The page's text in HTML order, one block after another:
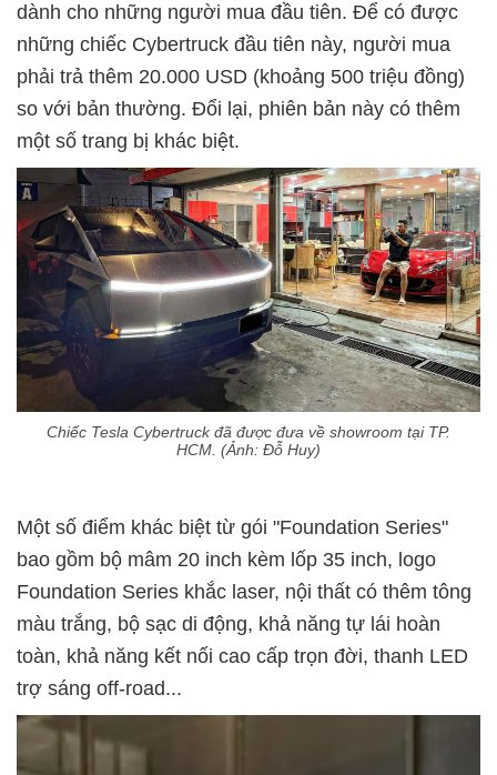
dành cho những người mua đầu tiên. Để có được
những chiếc Cybertruck đầu tiên này, người mua
phải trả thêm 20.000 USD (khoảng 500 triệu đồng)
so với bản thường. Đổi lại, phiên bản này có thêm
một số trang bị khác biệt.
Chiếc Tesla Cybertruck đã được đưa về showroom tại TP.
HCM. (Ảnh: Đỗ Huy)
Một số điểm khác biệt từ gói "Foundation Series"
bao gồm bộ mâm 20 inch kèm lốp 35 inch, logo
Foundation Series khắc laser, nội thất có thêm tông
màu trắng, bộ sạc di động, khả năng tự lái hoàn
toàn, khả năng kết nối cao cấp trọn đời, thanh LED
trợ sáng off-road...